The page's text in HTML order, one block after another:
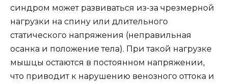
синдром может развиваться из-за чрезмерной
нагрузки на спину или длительного
статического напряжения (неправильная
осанка и положение тела). При такой нагрузке
мышцы остаются в постоянном напряжении,
что приводит к нарушению венозного оттока и